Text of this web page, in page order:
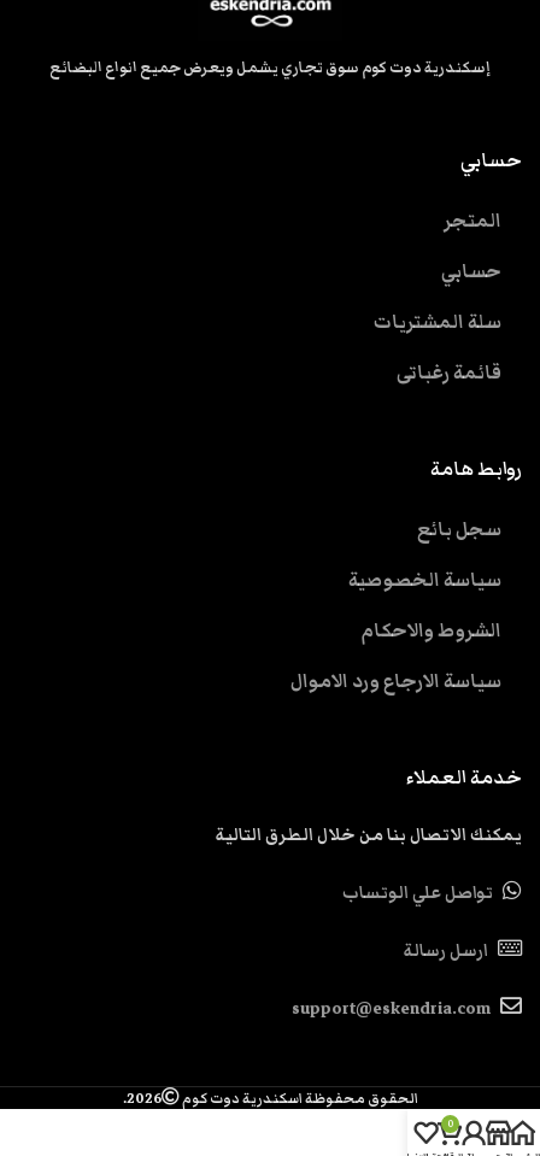
إسكندرية دوت كوم سوق تجاري يشمل ويعرض جميع انواع البضائع
حسابي
المتجر
حسابي
سلة المشتريات
قائمة رغباتى
روابط هامة
سجل بائع
سياسة الخصوصية
الشروط والاحكام
سياسة الارجاع ورد الاموال
خدمة العملاء
يمكنك الاتصال بنا من خلال الطرق التالية
تواصل علي الوتساب
ارسل رسالة
support@eskendria.com
الحقوق محفوظة اسكندرية دوت كوم 2026.
0